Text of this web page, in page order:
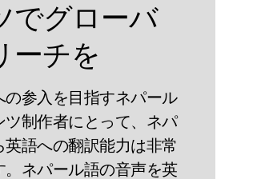
でグローバ
ーチを
の参入を目指すネパール
ツ制作者にとって、ネパ
英語への翻訳能力は非常
。ネパール語の音声を英